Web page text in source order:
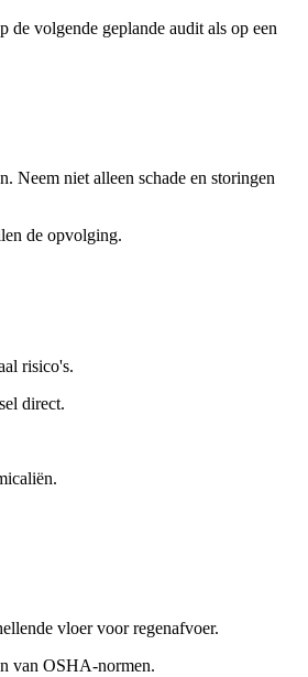
volgende geplande audit als op een
Neem niet alleen schade en storingen
de opvolging.
risico's.
direct.
vloer voor regenafvoer.
van OSHA-normen.